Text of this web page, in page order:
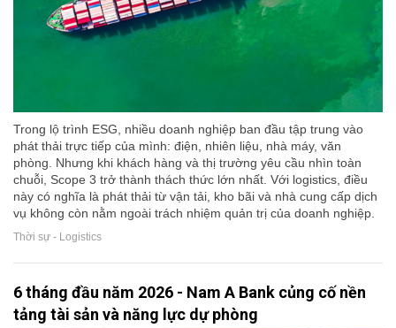
Trong lộ trình ESG, nhiều doanh nghiệp ban đầu tập trung vào
phát thải trực tiếp của mình: điện, nhiên liệu, nhà máy, văn
phòng. Nhưng khi khách hàng và thị trường yêu cầu nhìn toàn
chuỗi, Scope 3 trở thành thách thức lớn nhất. Với logistics, điều
này có nghĩa là phát thải từ vận tải, kho bãi và nhà cung cấp dịch
vụ không còn nằm ngoài trách nhiệm quản trị của doanh nghiệp.
Thời sự - Logistics
6 tháng đầu năm 2026 - Nam A Bank củng cố nền
tảng tài sản và năng lực dự phòng